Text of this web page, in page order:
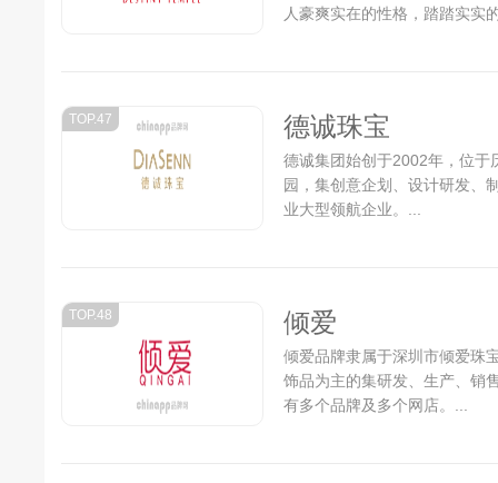
人豪爽实在的性格，踏踏实
TOP.47 德诚珠宝
德诚集团始创于2002年，位于
园，集创意企划、设计研发、
业大型领航企业。...
TOP.48 倾爱
倾爱品牌隶属于深圳市倾爱珠
饰品为主的集研发、生产、销
有多个品牌及多个网店。...